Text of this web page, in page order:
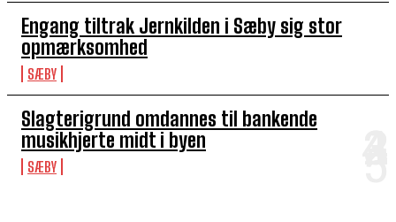
Engang tiltrak Jernkilden i Sæby sig stor
opmærksomhed
SÆBY
Slagterigrund omdannes til bankende
musikhjerte midt i byen
SÆBY